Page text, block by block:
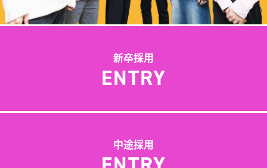
新卒採用
ENTRY
中途採用